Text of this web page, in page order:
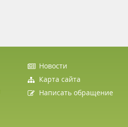
Новости
Карта сайта
Написать обращение